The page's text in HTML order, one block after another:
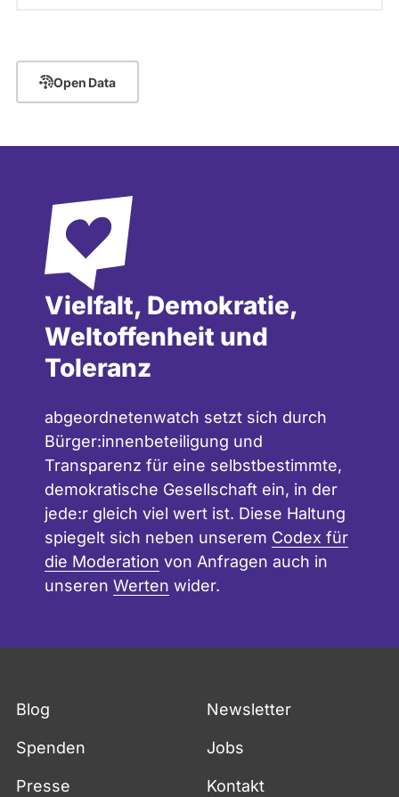
Open Data
Vielfalt, Demokratie,
Weltoffenheit und
Toleranz
abgeordnetenwatch setzt sich durch
Bürger:innenbeteiligung und
Transparenz für eine selbstbestimmte,
demokratische Gesellschaft ein, in der
jede:r gleich viel wert ist. Diese Haltung
spiegelt sich neben unserem Codex für
die Moderation von Anfragen auch in
unseren Werten wider.
Blog Newsletter
Spenden Jobs
Presse Kontakt